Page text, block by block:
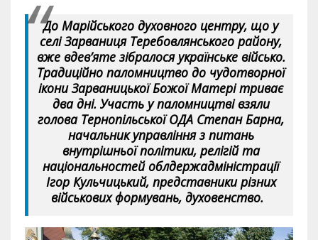
До Марійського духовного центру, що у
селі Зарваниця Теребовлянського району,
вже вдев’яте зібралося українське військо.
Традиційно паломництво до чудотворної
ікони Зарваницької Божої Матері триває
два дні. Участь у паломництві взяли
голова Тернопільської ОДА Степан Барна,
начальник управління з питань
внутрішньої політики, релігій та
національностей облдержадміністрації
Ігор Кульчицький, представники різних
військових формувань, духовенство.